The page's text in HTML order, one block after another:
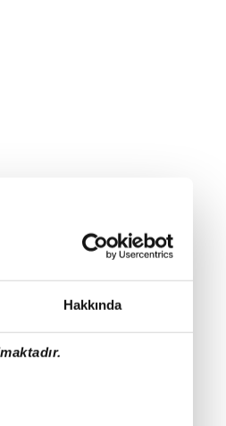
Hakkında